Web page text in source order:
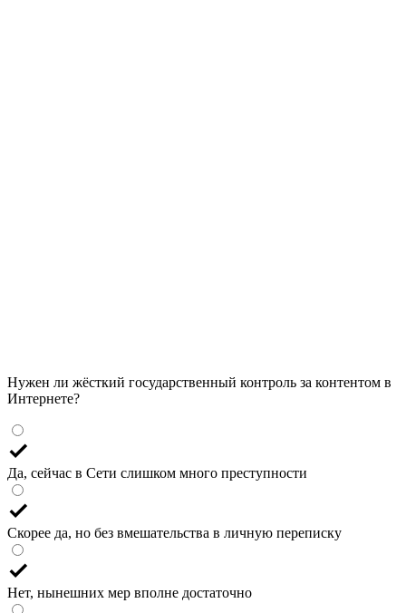
Нужен ли жёсткий государственный контроль за контентом в
Интернете?
Да, сейчас в Сети слишком много преступности
Скорее да, но без вмешательства в личную переписку
Нет, нынешних мер вполне достаточно